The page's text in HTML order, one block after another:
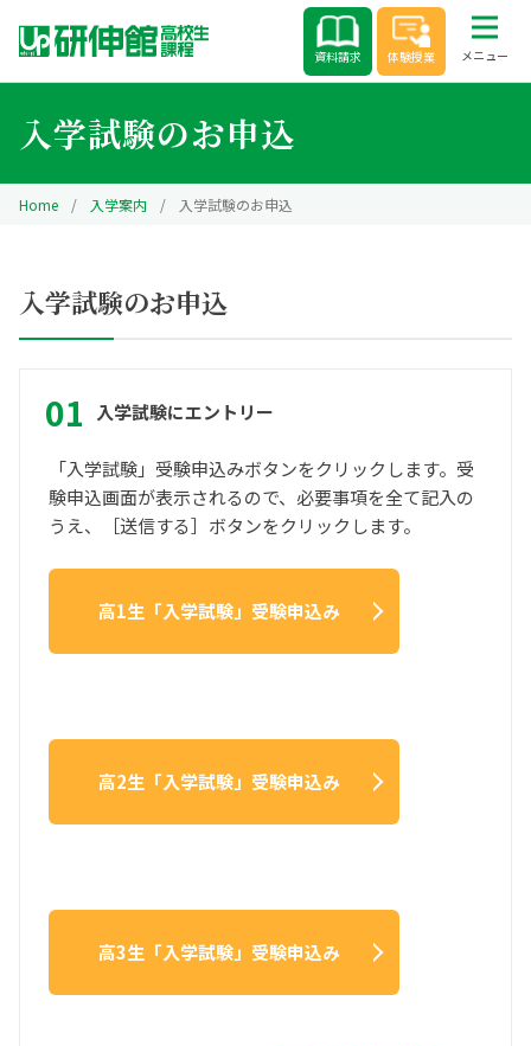
資料請求 体験授業 メニュー
入学試験のお申込
Home / 入学案内 / 入学試験のお申込
入学試験のお申込
入学試験にエントリー
「入学試験」受験申込みボタンをクリックします。受
験申込画面が表示されるので、必要事項を全て記入の
うえ、［送信する］ボタンをクリックします。
高1生「入学試験」受験申込み
高2生「入学試験」受験申込み
高3生「入学試験」受験申込み